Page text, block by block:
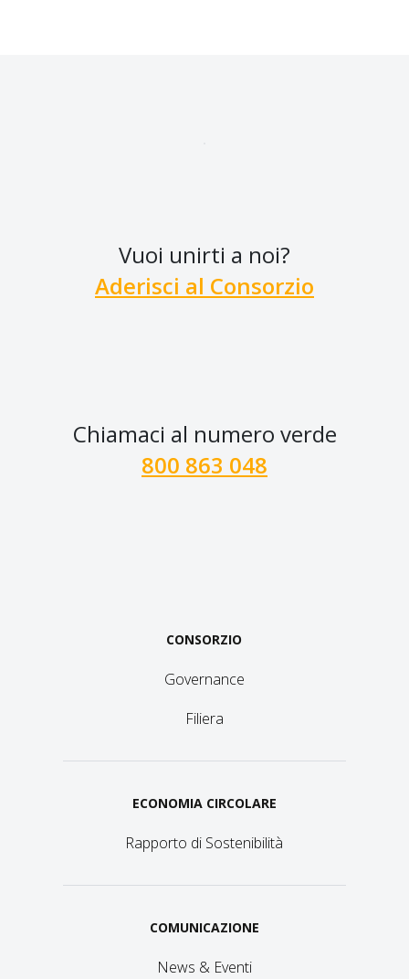
Vuoi unirti a noi?
Aderisci al Consorzio
Chiamaci al numero verde
800 863 048
CONSORZIO
Governance
Filiera
ECONOMIA CIRCOLARE
Rapporto di Sostenibilità
COMUNICAZIONE
News & Eventi